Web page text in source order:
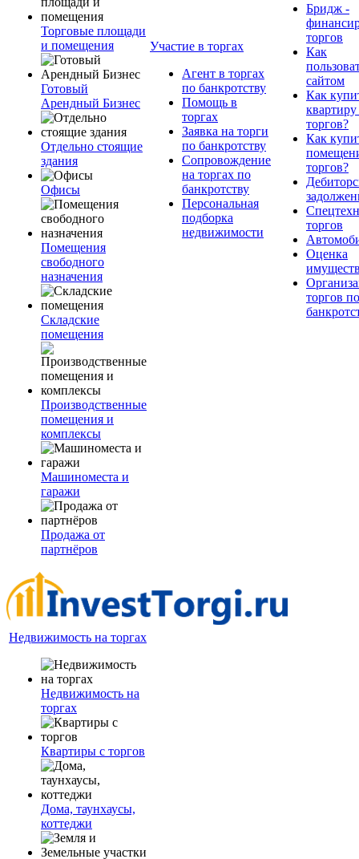
Торговые площади
и помещения
Готовый
Арендный Бизнес
Отдельно стоящие
здания
Офисы
Помещения
свободного
назначения
Складские
помещения
Производственные
помещения и
комплексы
Машиноместа и
гаражи
Продажа от
партнёров
Участие в торгах
Агент в торгах
по банкротству
Помощь в
торгах
Заявка на торги
по банкротству
Сопровождение
на торгах по
банкротству
Персональная
подборка
недвижимости
Бридж -
торгов
Как
сайтом
Как
квартиру
торгов?
Как
торгов?
торгов
Оценка
торгов по
Недвижимость на торгах
Недвижимость на
торгах
Квартиры с торгов
Дома, таунхаусы,
коттеджи